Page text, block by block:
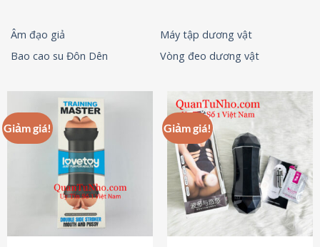
Âm đạo giả
Máy tập dương vật
Bao cao su Đôn Dên
Vòng đeo dương vật
Giảm giá! Giảm giá!